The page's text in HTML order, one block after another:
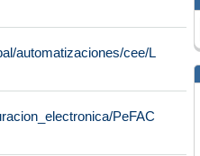
automatizaciones/cee/L
PeFAC